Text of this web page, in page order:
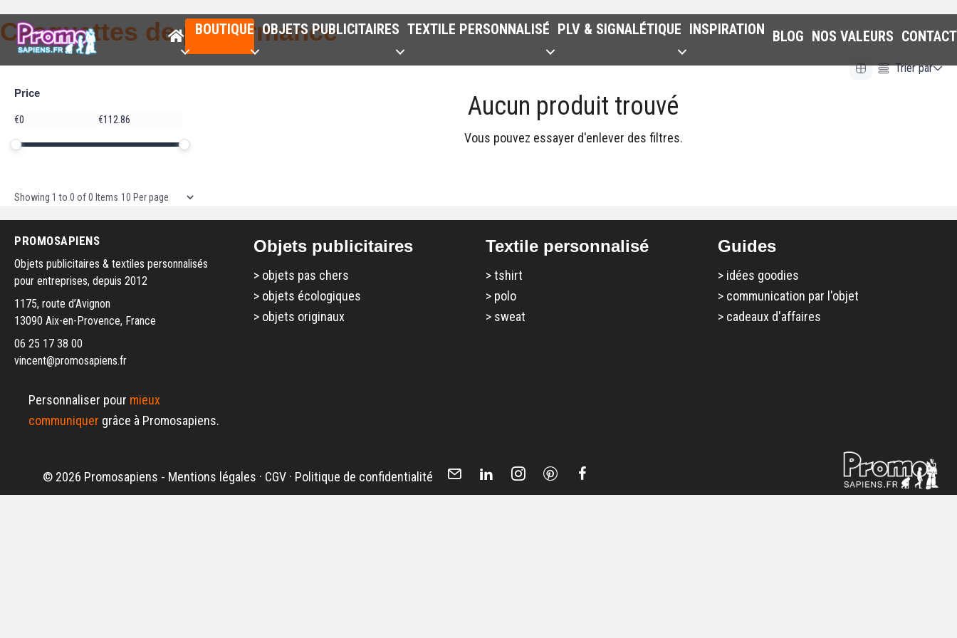
BOUTIQUE OBJETS PUBLICITAIRES TEXTILE PERSONNALISÉ PLV & SIGNALÉTIQUE INSPIRATION BLOG NOS VALEURS CONTACT
Casquettes de performance
Trier par
Price
Price
€ €
Price range in €
Aucun produit trouvé
Vous pouvez essayer d'enlever des filtres.
Showing 1 to 0 of0 Items Items per page
PROMOSAPIENS
Objets publicitaires & textiles personnalisés
pour entreprises, depuis 2012
1175, route d’Avignon
13090 Aix-en-Provence, France
06 25 17 38 00
vincent@promosapiens.fr
Personnaliser pour mieux
communiquer grâce à Promosapiens.
Objets publicitaires
> objets pas chers
> objets écologiques
> objets originaux
Textile personnalisé
>tshirt
> polo
> sweat
Guides
> idées goodies
> communication par l'objet
> cadeaux d'affaires
© 2026 Promosapiens - Mentions légales · CGV · Politique de confidentialité